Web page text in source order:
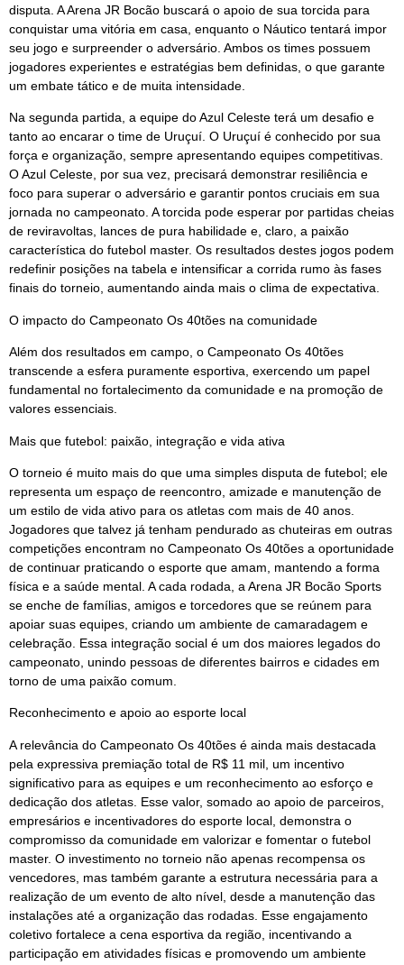
disputa. A Arena JR Bocão buscará o apoio de sua torcida para
conquistar uma vitória em casa, enquanto o Náutico tentará impor
seu jogo e surpreender o adversário. Ambos os times possuem
jogadores experientes e estratégias bem definidas, o que garante
um embate tático e de muita intensidade.
Na segunda partida, a equipe do Azul Celeste terá um desafio e
tanto ao encarar o time de Uruçuí. O Uruçuí é conhecido por sua
força e organização, sempre apresentando equipes competitivas.
O Azul Celeste, por sua vez, precisará demonstrar resiliência e
foco para superar o adversário e garantir pontos cruciais em sua
jornada no campeonato. A torcida pode esperar por partidas cheias
de reviravoltas, lances de pura habilidade e, claro, a paixão
característica do futebol master. Os resultados destes jogos podem
redefinir posições na tabela e intensificar a corrida rumo às fases
finais do torneio, aumentando ainda mais o clima de expectativa.
O impacto do Campeonato Os 40tões na comunidade
Além dos resultados em campo, o Campeonato Os 40tões
transcende a esfera puramente esportiva, exercendo um papel
fundamental no fortalecimento da comunidade e na promoção de
valores essenciais.
Mais que futebol: paixão, integração e vida ativa
O torneio é muito mais do que uma simples disputa de futebol; ele
representa um espaço de reencontro, amizade e manutenção de
um estilo de vida ativo para os atletas com mais de 40 anos.
Jogadores que talvez já tenham pendurado as chuteiras em outras
competições encontram no Campeonato Os 40tões a oportunidade
de continuar praticando o esporte que amam, mantendo a forma
física e a saúde mental. A cada rodada, a Arena JR Bocão Sports
se enche de famílias, amigos e torcedores que se reúnem para
apoiar suas equipes, criando um ambiente de camaradagem e
celebração. Essa integração social é um dos maiores legados do
campeonato, unindo pessoas de diferentes bairros e cidades em
torno de uma paixão comum.
Reconhecimento e apoio ao esporte local
A relevância do Campeonato Os 40tões é ainda mais destacada
pela expressiva premiação total de R$ 11 mil, um incentivo
significativo para as equipes e um reconhecimento ao esforço e
dedicação dos atletas. Esse valor, somado ao apoio de parceiros,
empresários e incentivadores do esporte local, demonstra o
compromisso da comunidade em valorizar e fomentar o futebol
master. O investimento no torneio não apenas recompensa os
vencedores, mas também garante a estrutura necessária para a
realização de um evento de alto nível, desde a manutenção das
instalações até a organização das rodadas. Esse engajamento
coletivo fortalece a cena esportiva da região, incentivando a
participação em atividades físicas e promovendo um ambiente